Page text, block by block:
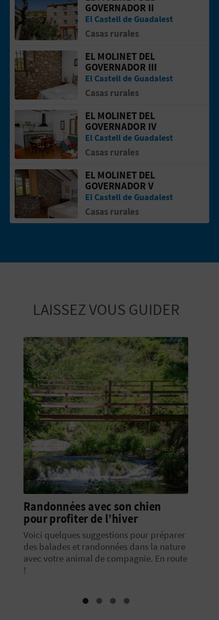
GOVERNADOR II
El Castell de Guadalest
Casas rurales
Aller &agrave; la pageEL MOLINET
EL MOLINET DEL
GOVERNADOR III
El Castell de Guadalest
Casas rurales
Aller &agrave; la pageEL MOLINET
EL MOLINET DEL
GOVERNADOR IV
El Castell de Guadalest
Casas rurales
Aller &agrave; la pageEL MOLINET DEL
EL MOLINET DEL
GOVERNADOR V
El Castell de Guadalest
Casas rurales
LAISSEZ VOUS GUIDER
Randonnées avec son chien
pour profiter de l’hiver
Voici quelques suggestions pour préparer
des balades et randonnées dans la nature
avec votre animal de compagnie. En route
!